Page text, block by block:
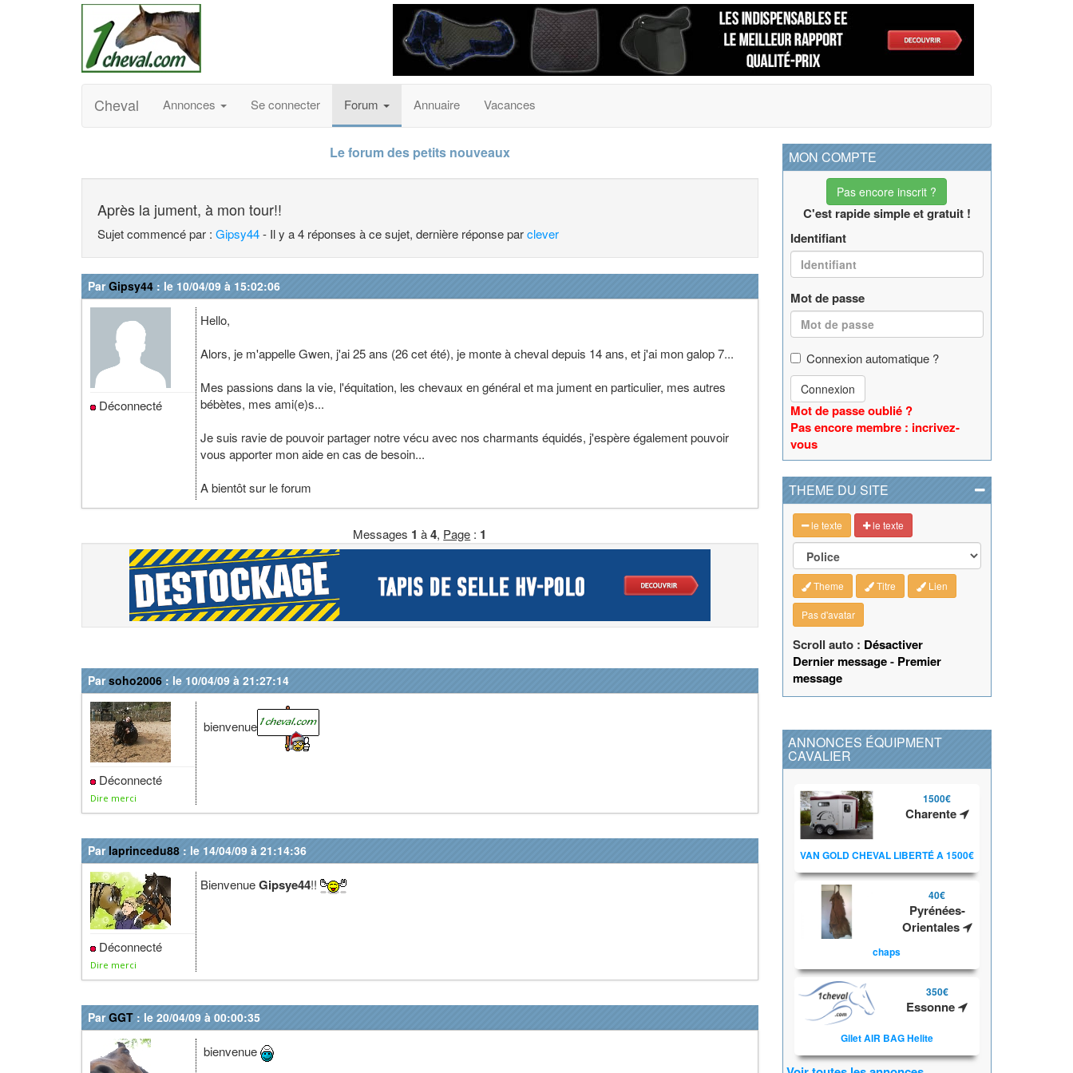
Cheval Annonces Se connecter Forum Annuaire Vacances
Le forum des petits nouveaux
Après la jument, à mon tour!!
Sujet commencé par : Gipsy44- Il y a 4 réponses à ce sujet, dernière réponse parclever
ParGipsy44 : le 10/04/09 à 15:02:06
Déconnecté
Hello,
Alors, je m'appelle Gwen, j'ai 25 ans (26 cet été), je monte à cheval depuis 14 ans, et j'ai mon galop 7...
Mes passions dans la vie, l'équitation, les chevaux en général et ma jument en particulier, mes autres
bébètes, mes ami(e)s...
Je suis ravie de pouvoir partager notre vécu avec nos charmants équidés, j'espère également pouvoir
vous apporter mon aide en cas de besoin...
A bientôt sur le forum
Messages 1 à4, Page : 1
Parsoho2006 : le 10/04/09 à 21:27:14
Déconnecté
Dire merci
bienvenue
Par laprincedu88 : le 14/04/09 à 21:14:36
Déconnecté
Dire merci
BienvenueGipsye44!!
ParGGT : le 20/04/09 à 00:00:35
bienvenue
MON COMPTE
Pas encore inscrit ?
C'est rapide simple et gratuit !
Identifiant
Mot de passe
Connexion automatique ?
Connexion
Mot de passe oublié ?
Pas encore membre : incrivez-
vous
THEME DU SITE
le texte le texte
Theme Titre Lien
Pas d'avatar
Scroll auto : Désactiver
Dernier message- Premier
message
ANNONCES ÉQUIPMENT
CAVALIER
1500€
Charente
VAN GOLD CHEVAL LIBERTÉ A 1500€
40€
Pyrénées-
Orientales
chaps
350€
Essonne
Gilet AIR BAG Helite